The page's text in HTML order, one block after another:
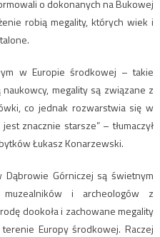
o dokonanych na Bukowej
robią megality, których wiek i
w Europie środkowej – takie
megality są związane z
co jednak rozwarstwia się w
znacznie starsze” – tłumaczył
Łukasz Konarzewski.
Dąbrowie Górniczej są świetnym
muzealników i archeologów z
dookoła i zachowane megality
Europy środkowej. Raczej